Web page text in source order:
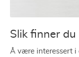
Slik finner
Å være interessert i